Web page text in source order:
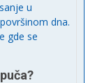
u
dna.
gde se